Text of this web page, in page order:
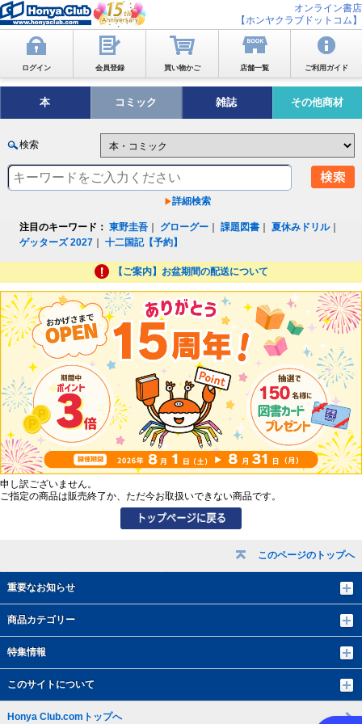
オンライン書店
【ホンヤクラブドットコム】
ログイン 会員登録 買い物かご 店舗一覧 ご利用ガイド
本 コミック 雑誌 その他商材
検索
詳細検索
注目のキーワード： 東野圭吾 グローグー ｜課題図書 ｜夏休みドリル｜
ゲッターズ 2027 ｜十二国記【予約】
【ご案内】お盆期間の配送について
このページのトップへ
重要なお知らせ
商品カテゴリー
特集情報
このサイトについて
申し訳ございません。
ご指定の商品は販売終了か、ただ今お取扱いできない商品です。
Honya Club.comトップへ